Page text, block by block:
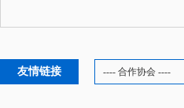
友情链接 ---- 合作协会 ----